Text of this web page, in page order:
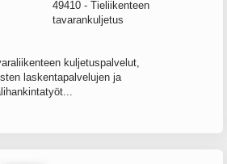
49410 - Tieliikenteen
tavarankuljetus
kuljetuspalvelut,
laskentapalvelujen ja